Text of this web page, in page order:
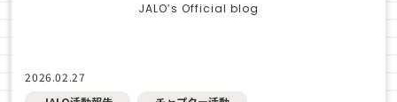
JALO’s Official blog
2026.02.27